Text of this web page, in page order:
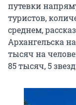
путевки
туристов,
среднем,
Архангельска
тысяч на
85 тысяч, 5